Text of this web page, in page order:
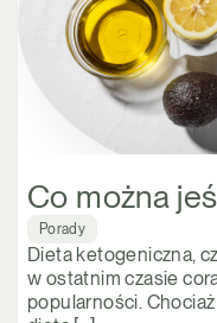
Co można
Porady
Dieta ketogeniczna,
w ostatnim czasie
popularności.